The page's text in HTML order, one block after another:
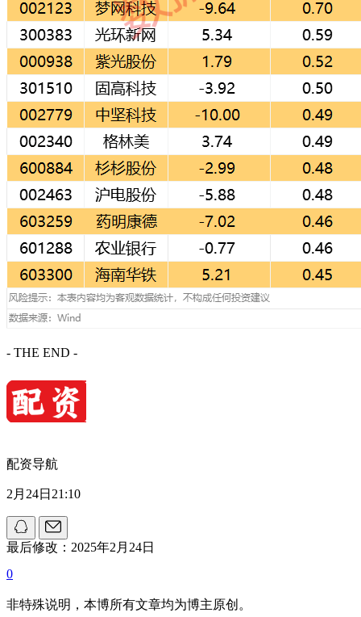
- THE END -
配资导航
2月24日21:10
最后修改：2025年2月24日
0
非特殊说明，本博所有文章均为博主原创。